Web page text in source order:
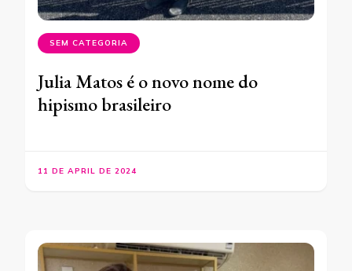
SEM CATEGORIA
Julia Matos é o novo nome do
hipismo brasileiro
11 DE APRIL DE 2024